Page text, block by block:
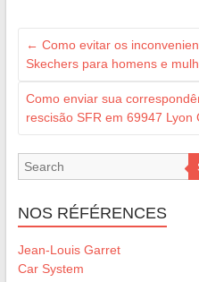
← Como evitar os
Skechers para homens e
Como enviar sua
rescisão SFR em 69947 Lyon
NOS RÉFÉRENCES
Jean-Louis Garret
Car System